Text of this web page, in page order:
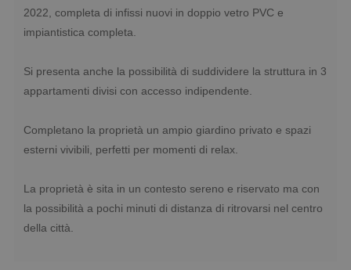
2022, completa di infissi nuovi in doppio vetro PVC e
impiantistica completa.
Si presenta anche la possibilità di suddividere la struttura in 3
appartamenti divisi con accesso indipendente.
Completano la proprietà un ampio giardino privato e spazi
esterni vivibili, perfetti per momenti di relax.
La proprietà è sita in un contesto sereno e riservato ma con
la possibilità a pochi minuti di distanza di ritrovarsi nel centro
della città.